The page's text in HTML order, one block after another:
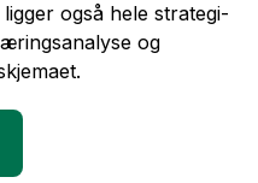
også hele strategi-
og